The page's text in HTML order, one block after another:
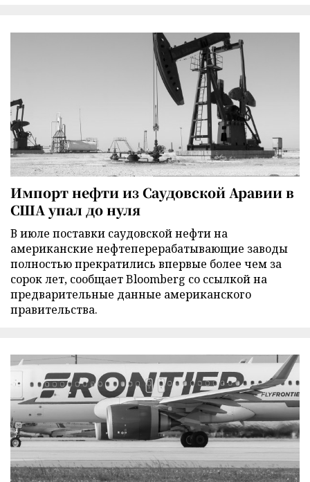
Импорт нефти из Саудовской Аравии в
США упал до нуля
В июле поставки саудовской нефти на
американские нефтеперерабатывающие заводы
полностью прекратились впервые более чем за
сорок лет, сообщает Bloomberg со ссылкой на
предварительные данные американского
правительства.